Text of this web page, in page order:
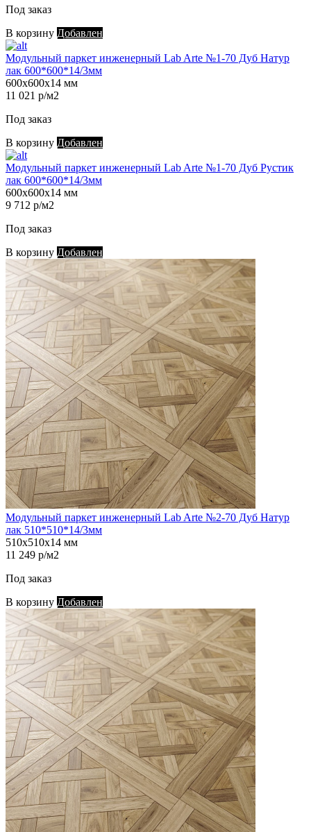
Под заказ
В корзину Добавлен
Модульный паркет инженерный Lab Arte №1-70 Дуб Натур
лак 600*600*14/3мм
600х600х14 мм
11 021 р/м2
Под заказ
В корзину Добавлен
Модульный паркет инженерный Lab Arte №1-70 Дуб Рустик
лак 600*600*14/3мм
600х600х14 мм
9 712 р/м2
Под заказ
В корзину Добавлен
Модульный паркет инженерный Lab Arte №2-70 Дуб Натур
лак 510*510*14/3мм
510х510х14 мм
11 249 р/м2
Под заказ
В корзину Добавлен